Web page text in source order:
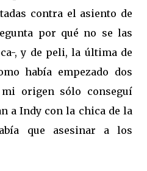
contra el asiento de
por qué no se las
, y de peli, la última de
había empezado dos
origen sólo conseguí
a Indy con la chica de la
que asesinar a los